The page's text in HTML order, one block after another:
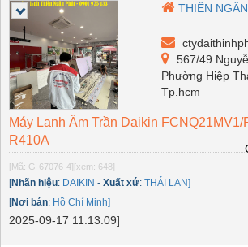
THIÊN
567/49
Phường Hiệp
Tp.hcm
Máy Lạnh Âm Trần Daikin
R410A
[Mã: G-67076-4][xem: 648]
[Nhãn hiệu: DAIKIN - Xuất xứ: THÁI LAN]
[Nơi bán: Hồ Chí Minh]
2025-09-17 11:13:09]